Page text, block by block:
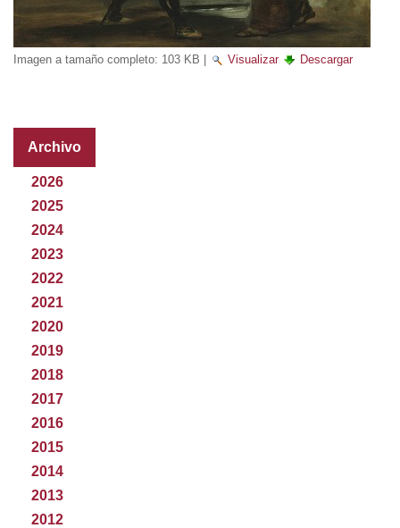
Imagen a tamaño completo: 103 KB | Visualizar Descargar
Archivo
2026
2025
2024
2023
2022
2021
2020
2019
2018
2017
2016
2015
2014
2013
2012